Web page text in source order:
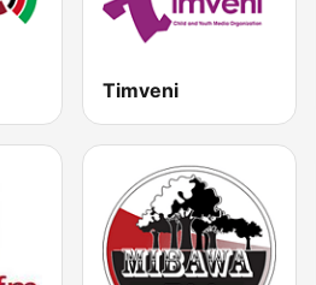
Timveni